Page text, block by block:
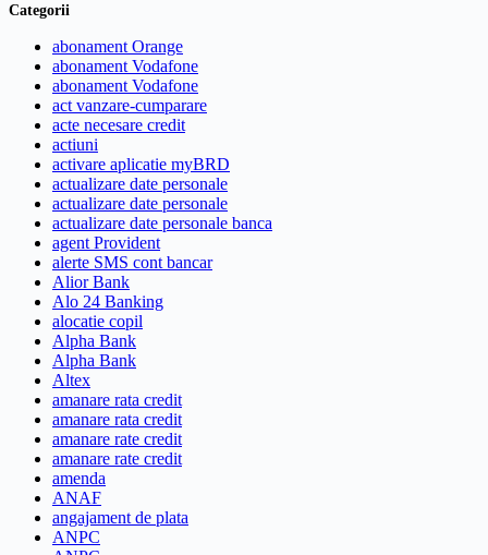
Categorii
abonament Orange
abonament Vodafone
abonament Vodafone
act vanzare-cumparare
acte necesare credit
actiuni
activare aplicatie myBRD
actualizare date personale
actualizare date personale
actualizare date personale banca
agent Provident
alerte SMS cont bancar
Alior Bank
Alo 24 Banking
alocatie copil
Alpha Bank
Alpha Bank
Altex
amanare rata credit
amanare rata credit
amanare rate credit
amanare rate credit
amenda
ANAF
angajament de plata
ANPC